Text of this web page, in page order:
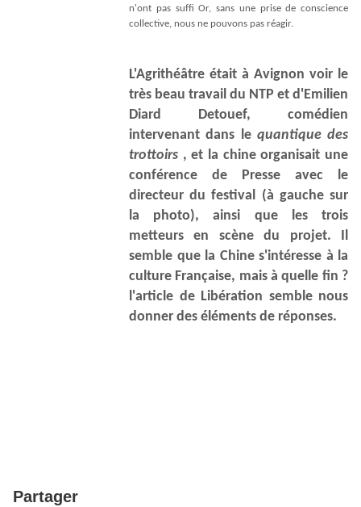
n'ont pas sufﬁ Or, sans une prise de conscience
collective, nous ne pouvons pas réagir.
L'Agrithéâtre était à Avignon voir le
très beau travail du NTP et d'Emilien
Diard Detouef, comédien
intervenant dans le quantique des
trottoirs , et la chine organisait une
conférence de Presse avec le
directeur du festival (à gauche sur
la photo), ainsi que les trois
metteurs en scène du projet. Il
semble que la Chine s'intéresse à la
culture Française, mais à quelle fin ?
l'article de Libération semble nous
donner des éléments de réponses.
Partager